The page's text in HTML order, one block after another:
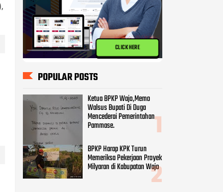
CLICK HERE
POPULAR POSTS
Ketua BPKP Wajo,Memo
Walsus Bupati Di Duga
Mencederai Pemerintahan
Pammase.
BPKP Harap KPK Turun
Memeriksa Pekerjaan Proyek
Milyaran di Kabupatan Wajo